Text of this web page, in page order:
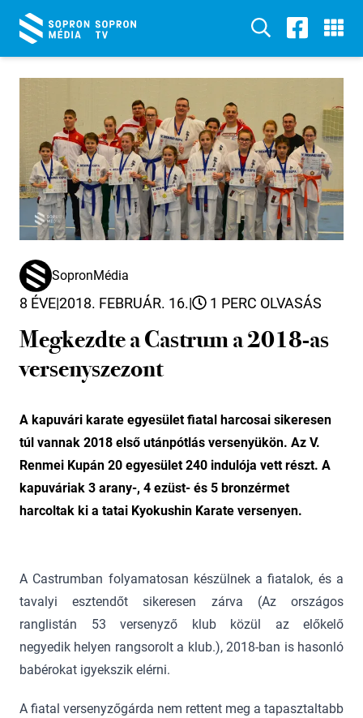
SopronMédia
8 ÉVE|2018. FEBRUÁR. 16.| 1 PERC OLVASÁS
Megkezdte a Castrum a 2018-as
versenyszezont
A kapuvári karate egyesület fiatal harcosai sikeresen
túl vannak 2018 első utánpótlás versenyükön. Az V.
Renmei Kupán 20 egyesület 240 indulója vett részt. A
kapuváriak 3 arany-, 4 ezüst- és 5 bronzérmet
harcoltak ki a tatai Kyokushin Karate versenyen.
A Castrumban folyamatosan készülnek a fiatalok, és a
tavalyi esztendőt sikeresen zárva (Az országos
ranglistán 53 versenyző klub közül az előkelő
negyedik helyen rangsorolt a klub.), 2018-ban is hasonló
babérokat igyekszik elérni.
A fiatal versenyzőgárda nem rettent meg a tapasztaltabb